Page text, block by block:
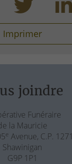
Imprimer
joindre
Funéraire
la Mauricie
e Avenue, C.P. 1271
Shawinigan
G9P 1P1